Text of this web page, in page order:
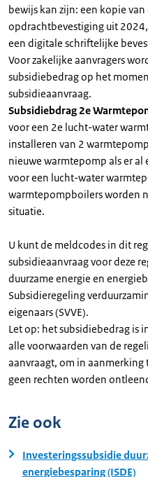
bewijs kan zijn: een kopie
opdrachtbevestiging uit
een digitale schriftelijke
Voor zakelijke aanvragers
subsidiebedrag op het
subsidieaanvraag.
Subsidiebdrag 2e
voor een 2e lucht-water
installeren van 2
nieuwe warmtepomp als er al
voor een lucht-water
warmtepompboilers worden
situatie.
U kunt de meldcodes in dit
subsidieaanvraag voor deze
duurzame energie en
Subsidieregeling
eigenaars (SVVE).
Let op: het subsidiebedrag is
alle voorwaarden van de
aanvraagt, om in aanmerking
geen rechten worden
Zie ook
Investeringssubsidie
energiebesparing (ISDE)